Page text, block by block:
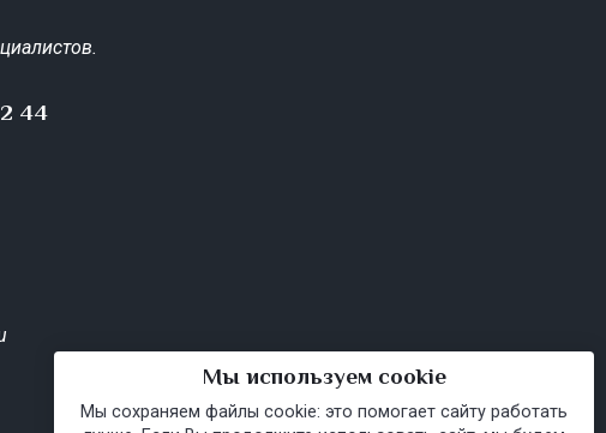
44
Мы используем cookie
Мы сохраняем файлы cookie: это помогает сайту работать